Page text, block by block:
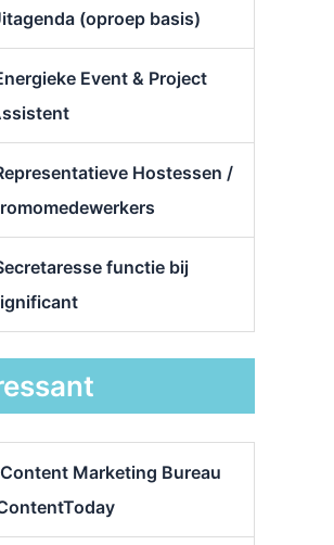
(oproep basis)
Event & Project
Hostessen /
functie bij
Content Marketing Bureau